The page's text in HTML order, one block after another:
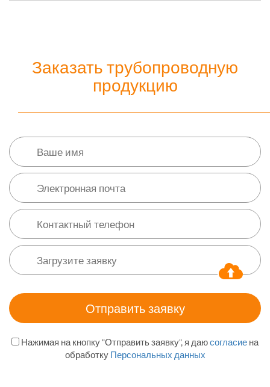
Заказать трубопроводную
продукцию
Нажимая на кнопку "Отправить заявку", я даюсогласие на
обработку Персональных данных